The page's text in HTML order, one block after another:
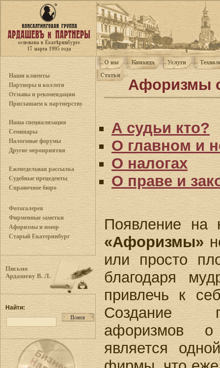
Наши клиенты
Партнеры и коллеги
Отзывы и рекомендации
Приглашаем к партнерству
Наша специализация
Семинары
Налоговые форумы
Другие мероприятия
Еженедельная рассылка
Судебные прецеденты
Справочное бюро
Фотогалерея
Фирменные заметки
Афоризмы и юмор
Старый Екатеринбург
Письмо
Ардашеву В. Л.
Найти:
Афоризмы
А судьи кто?
О главном и
О налогах
О праве и
Появление на
«Афоризмы»
или просто
благодаря
привлечь к
Создание
афоризмов
является